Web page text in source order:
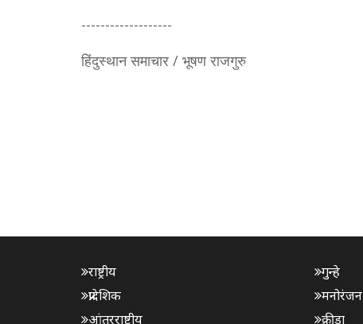
-------------------
हिंदुस्थान समाचार / भूषण राजगुरु
राष्ट्रीय
प्रादेशिक
आंतरराष्ट्रीय
गुन्हे
मनोरंजन
क्रीडा